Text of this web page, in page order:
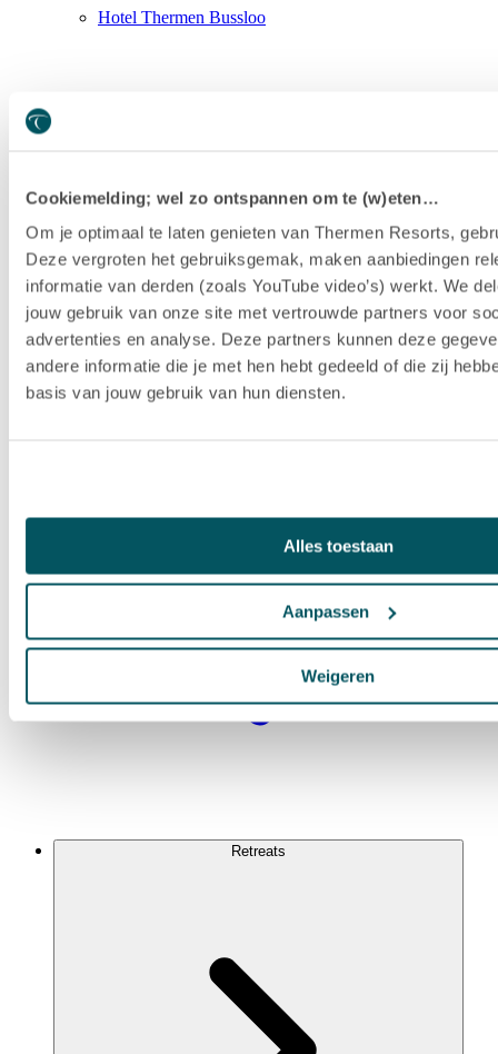
Cookiemelding; wel zo ontspannen om te (w)eten…
Om je optimaal te laten genieten van Thermen Resorts,
Deze vergroten het gebruiksgemak, maken aanbiedingen
informatie van derden (zoals YouTube video’s) werkt. We
jouw gebruik van onze site met vertrouwde partners voor
advertenties en analyse. Deze partners kunnen deze
andere informatie die je met hen hebt gedeeld of die zij
basis van jouw gebruik van hun diensten.
Alles toestaan
Aanpassen
Weigeren
Hotel Thermen Bussloo
Retreats